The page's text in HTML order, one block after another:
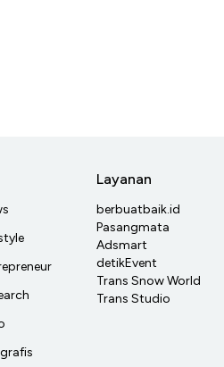
Layanan
berbuatbaik.id
Pasangmata
Adsmart
detikEvent
Trans Snow World
Trans Studio